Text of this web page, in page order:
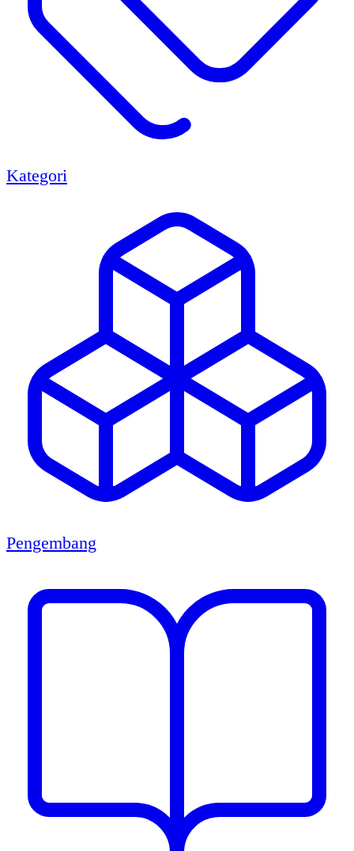
Kategori
Pengembang